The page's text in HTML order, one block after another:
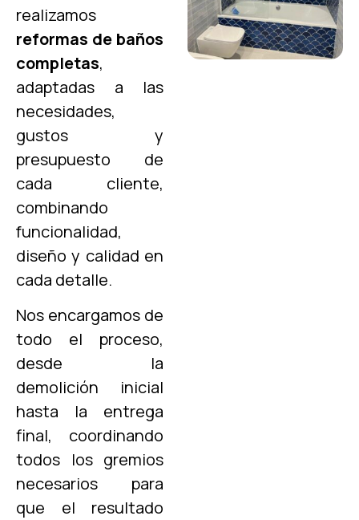
realizamos
reformas de baños
completas,
adaptadas a las
necesidades,
gustos y
presupuesto de
cada cliente,
combinando
funcionalidad,
diseño y calidad en
cada detalle.
Nos encargamos de
todo el proceso,
desde la
demolición inicial
hasta la entrega
final, coordinando
todos los gremios
necesarios para
que el resultado